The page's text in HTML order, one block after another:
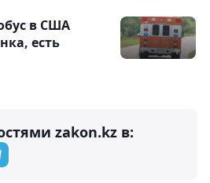
в США
есть
zakon.kz в: